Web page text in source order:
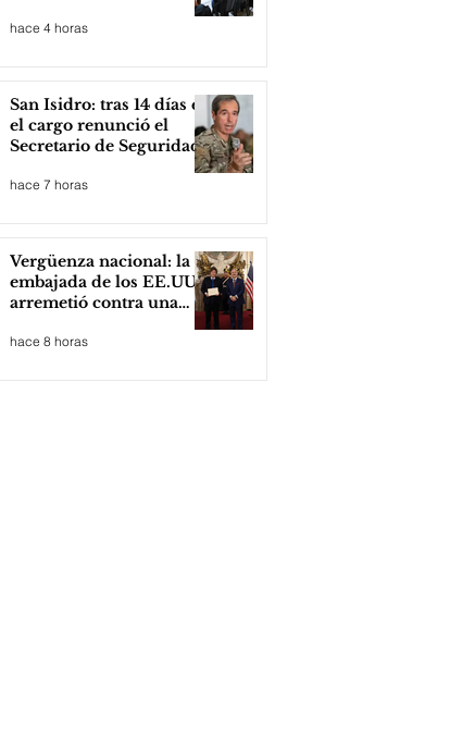
hace 4 horas
San Isidro: tras 14 días en
el cargo renunció el
Secretario de Seguridad
hace 7 horas
Vergüenza nacional: la
embajada de los EE.UU
arremetió contra una
hace 8 horas